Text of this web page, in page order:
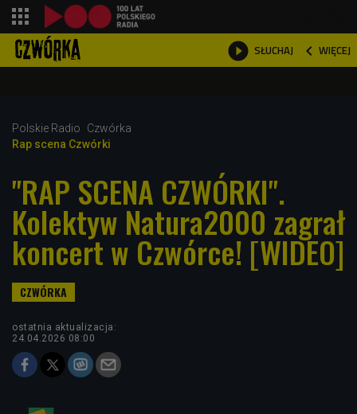
 SŁUCHAJ  WIĘCEJ

Polskie Radio
Czwórka
Rap scena Czwórki
"RAP SCENA CZWÓRKI".
Kolektyw Natura2000 zagrał
koncert w Czwórce! [WIDEO]
ostatnia aktualizacja:
24.04.2026 08:00